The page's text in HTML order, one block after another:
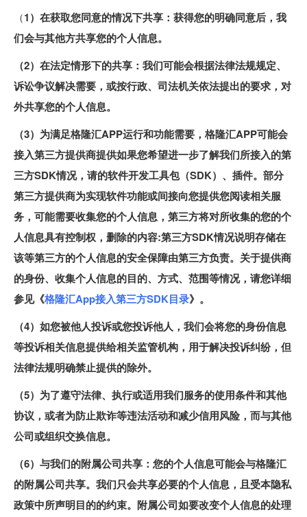
（1）在获取您同意的情况下共享：获得您的明确同意后，我
们会与其他方共享您的个人信息。
（2）在法定情形下的共享：我们可能会根据法律法规规定、
诉讼争议解决需要，或按行政、司法机关依法提出的要求，对
外共享您的个人信息。
（3）为满足格隆汇APP运行和功能需要，格隆汇APP可能会
接入第三方提供商提供如果您希望进一步了解我们所接入的第
三方SDK情况，请的软件开发工具包（SDK）、插件。部分
第三方提供商为实现软件功能或间接向您提供您阅读相关服
务，可能需要收集您的个人信息，第三方将对所收集的您的个
人信息具有控制权，删除的内容:第三方SDK情况说明存储在
该等第三方的个人信息的安全保障由第三方负责。关于提供商
的身份、收集个人信息的目的、方式、范围等情况，请您详细
参见《格隆汇App接入第三方SDK目录》。
（4）如您被他人投诉或您投诉他人，我们会将您的身份信息
等投诉相关信息提供给相关监管机构，用于解决投诉纠纷，但
法律法规明确禁止提供的除外。
（5）为了遵守法律、执行或适用我们服务的使用条件和其他
协议，或者为防止欺诈等违法活动和减少信用风险，而与其他
公司或组织交换信息。
（6）与我们的附属公司共享：您的个人信息可能会与格隆汇
的附属公司共享。我们只会共享必要的个人信息，且受本隐私
政策中所声明目的的约束。附属公司如要改变个人信息的处理